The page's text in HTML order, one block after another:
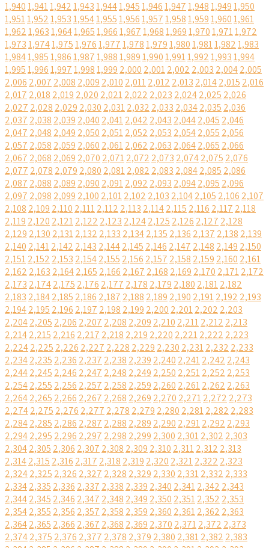
1,9401,9411,9421,9431,9441,9451,9461,9471,9481,9491,950
1,9511,9521,9531,9541,9551,9561,9571,9581,9591,9601,961
1,9621,9631,9641,9651,9661,9671,9681,9691,9701,9711,972
1,9731,9741,9751,9761,9771,9781,9791,9801,9811,9821,983
1,9841,9851,9861,9871,9881,9891,9901,9911,9921,9931,994
1,9951,9961,9971,9981,999 2,000 2,0012,002 2,003 2,0042,005
2,006 2,007 2,008 2,009 2,010 2,0112,012 2,013 2,0142,015 2,016
2,017 2,018 2,019 2,020 2,0212,022 2,023 2,0242,025 2,026
2,027 2,028 2,029 2,030 2,0312,032 2,033 2,0342,035 2,036
2,037 2,038 2,039 2,040 2,0412,042 2,043 2,0442,045 2,046
2,047 2,048 2,049 2,050 2,0512,052 2,053 2,0542,055 2,056
2,057 2,058 2,059 2,060 2,0612,062 2,063 2,0642,065 2,066
2,067 2,068 2,069 2,070 2,0712,072 2,073 2,0742,075 2,076
2,077 2,078 2,079 2,080 2,0812,082 2,083 2,0842,085 2,086
2,087 2,088 2,089 2,090 2,0912,092 2,093 2,0942,095 2,096
2,097 2,098 2,099 2,100 2,1012,102 2,103 2,1042,105 2,106 2,107
2,108 2,109 2,110 2,1112,112 2,113 2,1142,115 2,116 2,117 2,118
2,119 2,120 2,1212,122 2,123 2,1242,125 2,126 2,127 2,128
2,129 2,130 2,1312,132 2,133 2,1342,135 2,136 2,137 2,138 2,139
2,140 2,1412,142 2,143 2,1442,145 2,146 2,147 2,148 2,149 2,150
2,1512,152 2,153 2,1542,155 2,156 2,157 2,158 2,159 2,160 2,161
2,162 2,163 2,1642,165 2,166 2,167 2,168 2,169 2,170 2,1712,172
2,173 2,1742,175 2,176 2,177 2,178 2,179 2,180 2,1812,182
2,183 2,1842,185 2,186 2,187 2,188 2,189 2,190 2,1912,192 2,193
2,1942,195 2,196 2,197 2,198 2,199 2,200 2,2012,202 2,203
2,2042,205 2,206 2,207 2,208 2,209 2,210 2,2112,212 2,213
2,2142,215 2,216 2,217 2,218 2,219 2,220 2,2212,222 2,223
2,2242,225 2,226 2,227 2,228 2,229 2,230 2,2312,232 2,233
2,2342,235 2,236 2,237 2,238 2,239 2,240 2,2412,242 2,243
2,2442,245 2,246 2,247 2,248 2,249 2,250 2,2512,252 2,253
2,2542,255 2,256 2,257 2,258 2,259 2,260 2,2612,262 2,263
2,2642,265 2,266 2,267 2,268 2,269 2,270 2,2712,272 2,273
2,2742,275 2,276 2,277 2,278 2,279 2,280 2,2812,282 2,283
2,2842,285 2,286 2,287 2,288 2,289 2,290 2,2912,292 2,293
2,2942,295 2,296 2,297 2,298 2,299 2,300 2,3012,302 2,303
2,3042,305 2,306 2,307 2,308 2,309 2,310 2,3112,312 2,313
2,3142,315 2,316 2,317 2,318 2,319 2,320 2,3212,322 2,323
2,3242,325 2,326 2,327 2,328 2,329 2,330 2,3312,332 2,333
2,3342,335 2,336 2,337 2,338 2,339 2,340 2,3412,342 2,343
2,3442,345 2,346 2,347 2,348 2,349 2,350 2,3512,352 2,353
2,3542,355 2,356 2,357 2,358 2,359 2,360 2,3612,362 2,363
2,3642,365 2,366 2,367 2,368 2,369 2,370 2,3712,372 2,373
2,3742,375 2,376 2,377 2,378 2,379 2,380 2,3812,382 2,383